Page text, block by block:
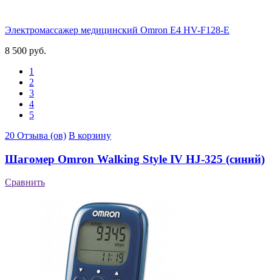
Электромассажер медицинский Omron E4 HV-F128-E
8 500 руб.
1
2
3
4
5
20 Отзыва (ов) В корзину
Шагомер Omron Walking Style IV HJ-325 (синий)
Сравнить